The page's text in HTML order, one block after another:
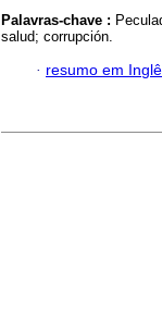
Palavras-chave :
salud; corrupción.
· resumo em